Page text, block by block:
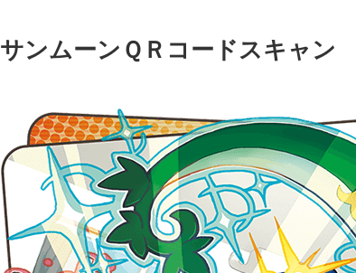
サンムーンＱＲコードスキャン